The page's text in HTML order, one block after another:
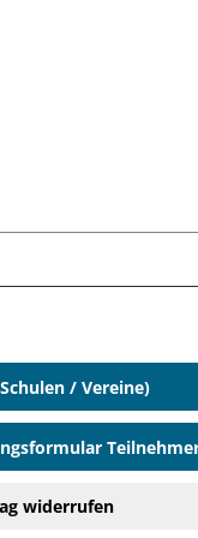
/ Vereine)
widerrufen